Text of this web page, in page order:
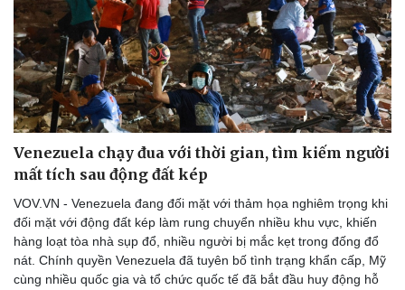
Venezuela chạy đua với thời gian, tìm kiếm người
mất tích sau động đất kép
VOV.VN - Venezuela đang đối mặt với thảm họa nghiêm trọng khi
đối mặt với động đất kép làm rung chuyển nhiều khu vực, khiến
hàng loạt tòa nhà sụp đổ, nhiều người bị mắc kẹt trong đống đổ
nát. Chính quyền Venezuela đã tuyên bố tình trạng khẩn cấp, Mỹ
cùng nhiều quốc gia và tổ chức quốc tế đã bắt đầu huy động hỗ